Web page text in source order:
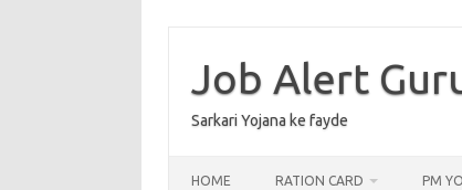
content
Job Alert
Sarkari Yojana ke fayde
HOME RATION CARD PM